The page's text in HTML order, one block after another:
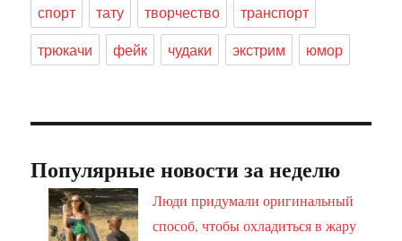
спорт
тату творчество
транспорт
трюкачи
фейк чудаки экстрим юмор
Популярные новости за неделю
Люди придумали оригинальный
способ, чтобы охладиться в жару